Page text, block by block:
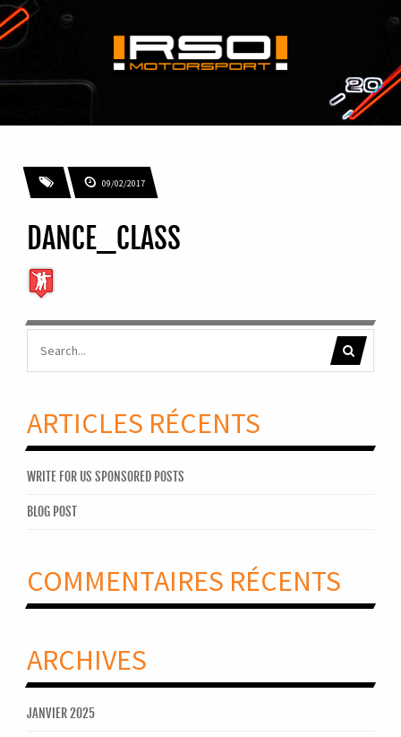
09/02/2017
DANCE_CLASS
ARTICLES RÉCENTS
WRITE FOR US SPONSORED POSTS
BLOG POST
COMMENTAIRES RÉCENTS
ARCHIVES
JANVIER 2025